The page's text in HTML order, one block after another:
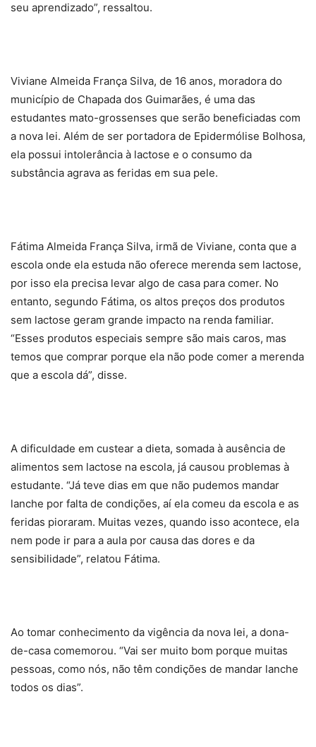
seu aprendizado”, ressaltou.
Viviane Almeida França Silva, de 16 anos, moradora do
município de Chapada dos Guimarães, é uma das
estudantes mato-grossenses que serão beneficiadas com
a nova lei. Além de ser portadora de Epidermólise Bolhosa,
ela possui intolerância à lactose e o consumo da
substância agrava as feridas em sua pele.
Fátima Almeida França Silva, irmã de Viviane, conta que a
escola onde ela estuda não oferece merenda sem lactose,
por isso ela precisa levar algo de casa para comer. No
entanto, segundo Fátima, os altos preços dos produtos
sem lactose geram grande impacto na renda familiar.
“Esses produtos especiais sempre são mais caros, mas
temos que comprar porque ela não pode comer a merenda
que a escola dá”, disse.
A dificuldade em custear a dieta, somada à ausência de
alimentos sem lactose na escola, já causou problemas à
estudante. “Já teve dias em que não pudemos mandar
lanche por falta de condições, aí ela comeu da escola e as
feridas pioraram. Muitas vezes, quando isso acontece, ela
nem pode ir para a aula por causa das dores e da
sensibilidade”, relatou Fátima.
Ao tomar conhecimento da vigência da nova lei, a dona-
de-casa comemorou. “Vai ser muito bom porque muitas
pessoas, como nós, não têm condições de mandar lanche
todos os dias”.